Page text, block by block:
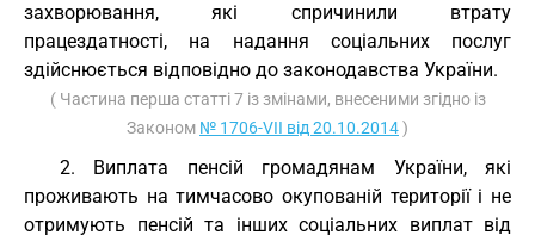
захворювання, які спричинили втрату
працездатності, на надання соціальних послуг
здійснюється відповідно до законодавства України.
( Частина перша статті 7 із змінами, внесеними згідно із
Законом № 1706-VII від 20.10.2014)
2. Виплата пенсій громадянам України, які
проживають на тимчасово окупованій території і не
отримують пенсій та інших соціальних виплат від